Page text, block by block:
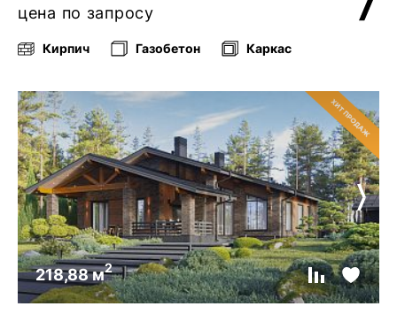
цена по запросу
Кирпич Газобетон Каркас
218,88 м2